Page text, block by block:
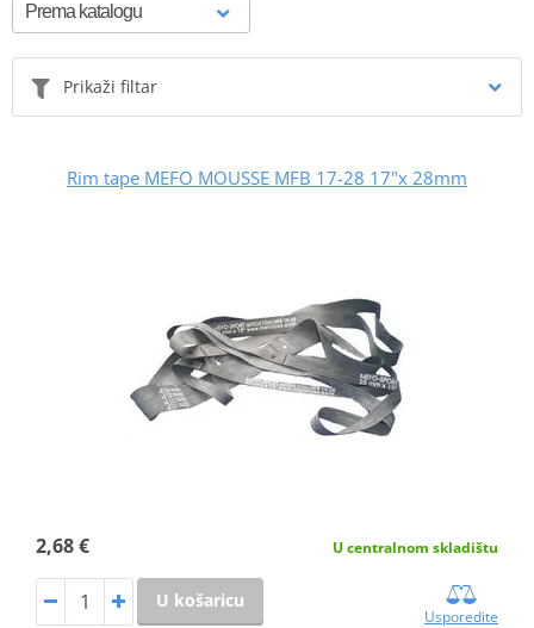
Prikaži filtar
Rim tape MEFO MOUSSE MFB 17-28 17"x 28mm
2,68 € U centralnom skladištu
U košaricu
Usporedite